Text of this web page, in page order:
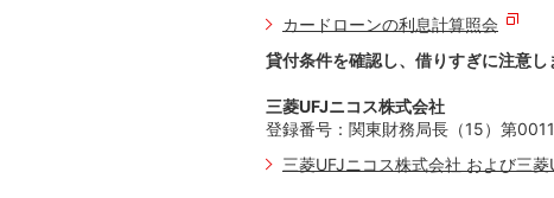
カードローンの利息計算照会
貸付条件を確認し、借りすぎに注意し
三菱UFJニコス株式会社
登録番号：関東財務局長（15）第
三菱UFJニコス株式会社 および三